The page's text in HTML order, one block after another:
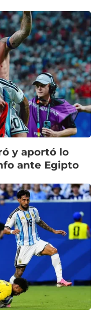
y aportó lo
ante Egipto